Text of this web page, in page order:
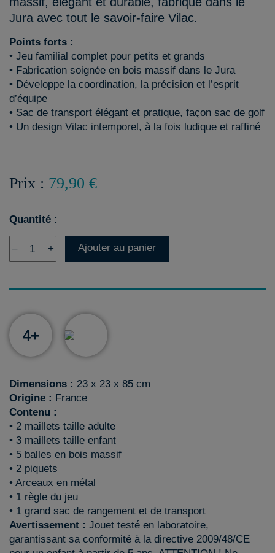
Jura avec tout le savoir-faire Vilac.
Points forts :
• Jeu familial complet pour petits et grands
• Fabrication soignée en bois massif dans le Jura
• Développe la coordination, la précision et l’esprit
d’équipe
• Sac de transport élégant et pratique, façon sac de golf
• Un design Vilac intemporel, à la fois ludique et raffiné
Prix : 79,90 €
Quantité :
– + Ajouter au panier
4+
Dimensions : 23 x 23 x 85 cm
Origine : France
Contenu :
• 2 maillets taille adulte
• 3 maillets taille enfant
• 5 balles en bois massif
• 2 piquets
• Arceaux en métal
• 1 règle du jeu
• 1 grand sac de rangement et de transport
Avertissement : Jouet testé en laboratoire,
garantissant sa conformité à la directive 2009/48/CE